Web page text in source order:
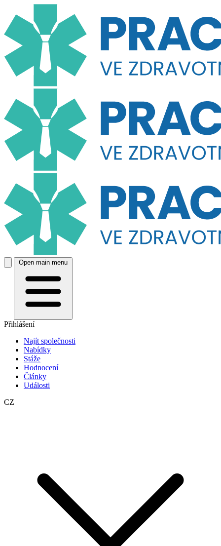
Open main menu
Přihlášení
Najít společnosti
Nabídky
Stáže
Hodnocení
Články
Události
CZ